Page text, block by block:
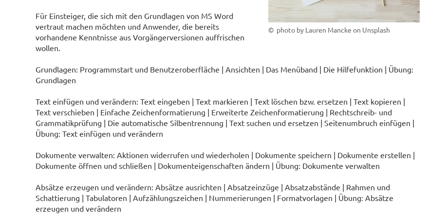
© photo by Lauren Mancke on Unsplash
Für Einsteiger, die sich mit den Grundlagen von MS Word
vertraut machen möchten und Anwender, die bereits
vorhandene Kenntnisse aus Vorgängerversionen auffrischen
wollen.
Grundlagen: Programmstart und Benutzeroberfläche | Ansichten | Das Menüband | Die Hilfefunktion | Übung:
Grundlagen
Text einfügen und verändern: Text eingeben | Text markieren | Text löschen bzw. ersetzen | Text kopieren |
Text verschieben | Einfache Zeichenformatierung | Erweiterte Zeichenformatierung | Rechtschreib- und
Grammatikprüfung | Die automatische Silbentrennung | Text suchen und ersetzen | Seitenumbruch einfügen |
Übung: Text einfügen und verändern
Dokumente verwalten: Aktionen widerrufen und wiederholen | Dokumente speichern | Dokumente erstellen |
Dokumente öffnen und schließen | Dokumenteigenschaften ändern | Übung: Dokumente verwalten
Absätze erzeugen und verändern: Absätze ausrichten | Absatzeinzüge | Absatzabstände | Rahmen und
Schattierung | Tabulatoren | Aufzählungszeichen | Nummerierungen | Formatvorlagen | Übung: Absätze
erzeugen und verändern